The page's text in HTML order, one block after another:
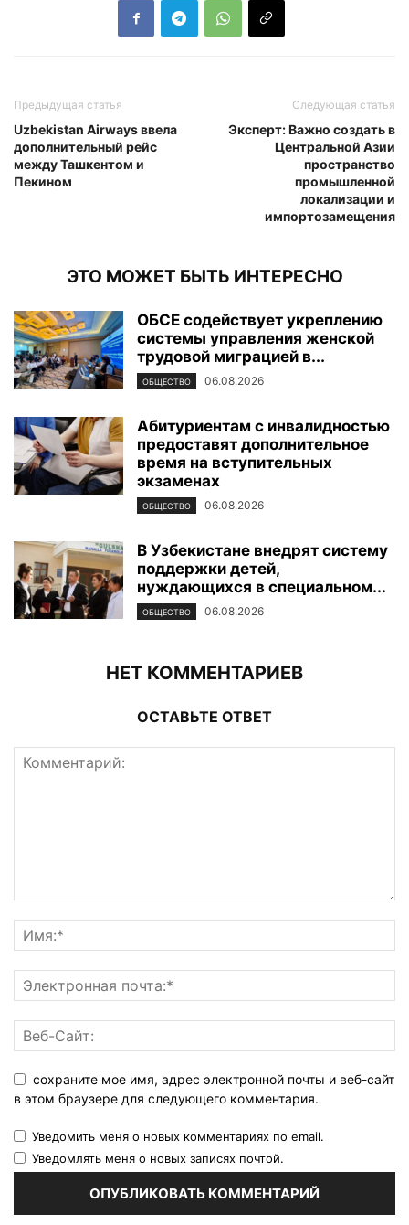
Предыдущая статья
Uzbekistan Airways ввела
дополнительный рейс
между Ташкентом и
Пекином
Следующая статья
Эксперт: Важно создать в
Центральной Азии
пространство
промышленной
локализации и
импортозамещения
ЭТО МОЖЕТ БЫТЬ ИНТЕРЕСНО
ОБСЕ содействует укреплению
системы управления женской
трудовой миграцией в...
ОБЩЕСТВО 06.08.2026
Абитуриентам с инвалидностью
предоставят дополнительное
время на вступительных
экзаменах
ОБЩЕСТВО 06.08.2026
В Узбекистане внедрят систему
поддержки детей,
нуждающихся в специальном...
ОБЩЕСТВО 06.08.2026
НЕТ КОММЕНТАРИЕВ
ОСТАВЬТЕ ОТВЕТ
сохраните мое имя, адрес электронной почты и веб-сайт
в этом браузере для следующего комментария.
Уведомить меня о новых комментариях по email.
Уведомлять меня о новых записях почтой.